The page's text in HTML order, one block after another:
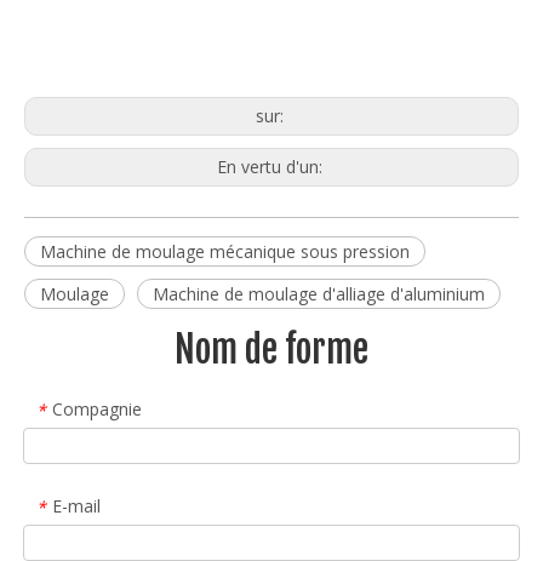
sur:
En vertu d'un:
Machine de moulage mécanique sous pression
Moulage
Machine de moulage d'alliage d'aluminium
Nom de forme
* Compagnie
* E-mail